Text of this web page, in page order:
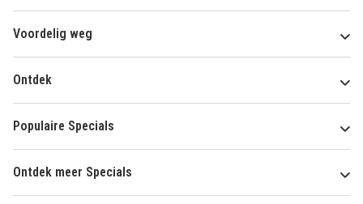
Voordelig weg
Ontdek
Populaire Specials
Ontdek meer Specials